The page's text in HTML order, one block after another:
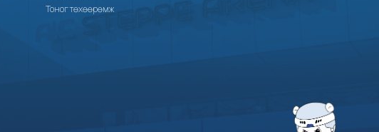
Тоног төхөөрөмж